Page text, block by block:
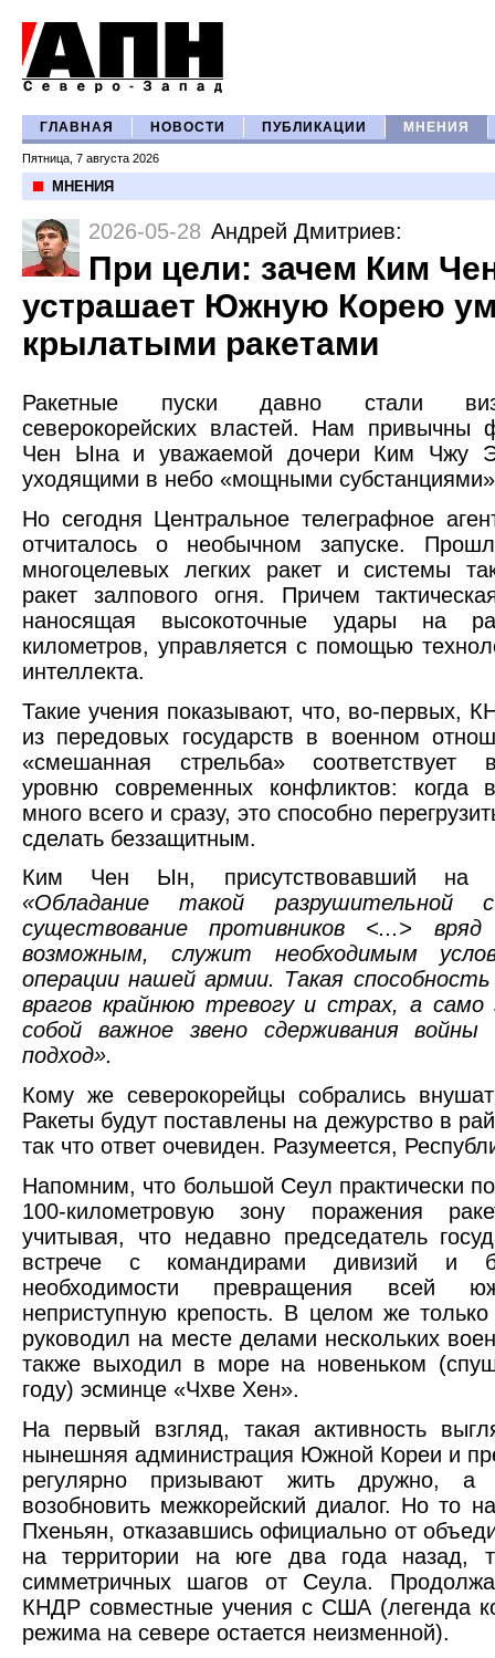
ГЛАВНАЯ НОВОСТИ ПУБЛИКАЦИИ МНЕНИЯ
Пятница, 7 августа 2026
МНЕНИЯ
2026-05-28 Андрей Дмитриев:
При цели: зачем Ким
устрашает Южную Корею
крылатыми ракетами
Ракетные пуски давно стали
северокорейских властей. Нам привычны
Чен Ына и уважаемой дочери Ким Чжу
уходящими в небо «мощными
Но сегодня Центральное телеграфное
отчиталось о необычном запуске.
многоцелевых легких ракет и системы
ракет залпового огня. Причем
наносящая высокоточные удары на
километров, управляется с помощью
интеллекта.
Такие учения показывают, что, во-первых,
из передовых государств в военном
«смешанная стрельба» соответствует
уровню современных конфликтов: когда
много всего и сразу, это способно
сделать беззащитным.
Ким Чен Ын, присутствовавший на
«Обладание такой
существование противников <...>
возможным, служит необходимым
операции нашей армии. Такая
врагов крайнюю тревогу и страх, а
собой важное звено сдерживания
подход».
Кому же северокорейцы собрались
Ракеты будут поставлены на дежурство в
так что ответ очевиден. Разумеется,
Напомним, что большой Сеул практически
100-километровую зону поражения
учитывая, что недавно председатель
встрече с командирами дивизий и
необходимости превращения всей
неприступную крепость. В целом же
руководил на месте делами нескольких
также выходил в море на новеньком
году) эсминце «Чхве Хен».
На первый взгляд, такая активность
нынешняя администрация Южной Кореи и
регулярно призывают жить дружно, а
возобновить межкорейский диалог. Но то
Пхеньян, отказавшись официально от
на территории на юге два года назад,
симметричных шагов от Сеула.
КНДР совместные учения с США (легенда
режима на севере остается неизменной).